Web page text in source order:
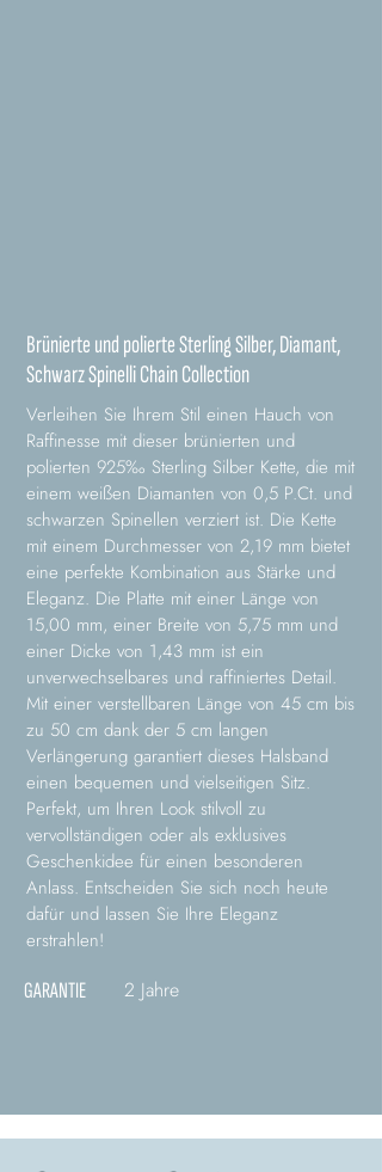
Brünierte und polierte Sterling Silber, Diamant,
Schwarz Spinelli Chain Collection
Verleihen Sie Ihrem Stil einen Hauch von
Raffinesse mit dieser brünierten und
polierten 925‰ Sterling Silber Kette, die mit
einem weißen Diamanten von 0,5 P.Ct. und
schwarzen Spinellen verziert ist. Die Kette
mit einem Durchmesser von 2,19 mm bietet
eine perfekte Kombination aus Stärke und
Eleganz. Die Platte mit einer Länge von
15,00 mm, einer Breite von 5,75 mm und
einer Dicke von 1,43 mm ist ein
unverwechselbares und raffiniertes Detail.
Mit einer verstellbaren Länge von 45 cm bis
zu 50 cm dank der 5 cm langen
Verlängerung garantiert dieses Halsband
einen bequemen und vielseitigen Sitz.
Perfekt, um Ihren Look stilvoll zu
vervollständigen oder als exklusives
Geschenkidee für einen besonderen
Anlass. Entscheiden Sie sich noch heute
dafür und lassen Sie Ihre Eleganz
erstrahlen!
GARANTIE 2 Jahre